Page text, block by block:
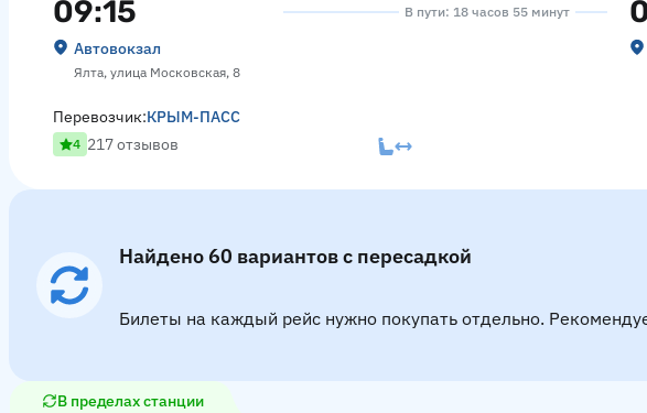
09:15
Автовокзал
Ялта, улица Московская, 8
В пути: 18 часов 55 минут
Перевозчик:КРЫМ-ПАСС
4 217 отзывов
Найдено 60 вариантов с пересадкой
Билеты на каждый рейс нужно покупать отдельно.
В пределах станции